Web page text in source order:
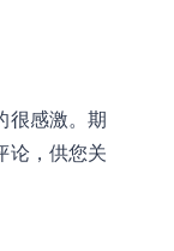
很感激。期
论，供您关